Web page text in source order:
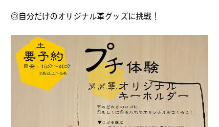
◎自分だけのオリジナル革グッズに挑戦！